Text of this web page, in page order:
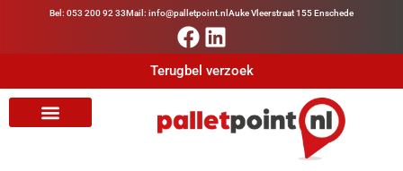
Bel: 053 200 92 33Mail: info@palletpoint.nl Auke Vleerstraat 155 Enschede
Terugbel verzoek